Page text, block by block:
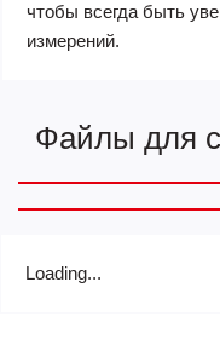
чтобы всегда быть
измерений.
Файлы для
Loading...